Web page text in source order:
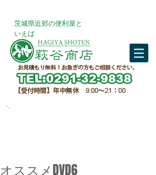
​茨城県近郊の便利屋と
いえば
オススメDVD6